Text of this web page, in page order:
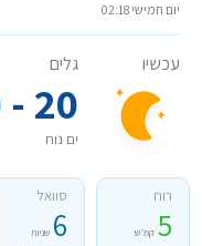
יום חמישי 02:18
גלים עכשיו
20 - 40
ים נוח
רוח
5 קמ״ש
סוואל
6 שניות